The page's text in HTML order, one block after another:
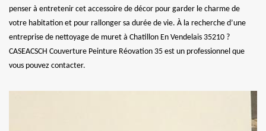
penser à entretenir cet accessoire de décor pour garder le charme de
votre habitation et pour rallonger sa durée de vie. À la recherche d’une
entreprise de nettoyage de muret à Chatillon En Vendelais 35210 ?
CASEACSCH Couverture Peinture Réovation 35 est un professionnel que
vous pouvez contacter.